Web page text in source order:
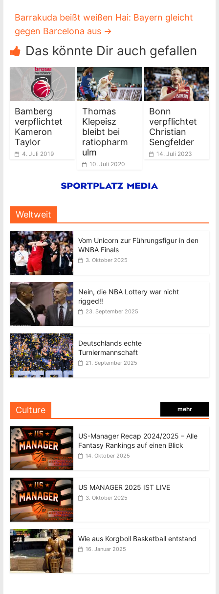
Barrakuda beißt weißen Hai: Bayern gleicht
gegen Barcelona aus →
Das könnte Dir auch gefallen
Bamberg
verpflichtet
Kameron
Taylor
4. Juli 2019
Thomas
Klepeisz
bleibt bei
ratiopharm
ulm
10. Juli 2020
Bonn
verpflichtet
Christian
Sengfelder
14. Juli 2023
Weltweit
Vom Unicorn zur Führungsfigur in den
WNBA Finals
3. Oktober 2025
Nein, die NBA Lottery war nicht
rigged!!
23. September 2025
Deutschlands echte
Turniermannschaft
21. September 2025
Culture mehr
US-Manager Recap 2024/2025 – Alle
Fantasy Rankings auf einen Blick
14. Oktober 2025
US MANAGER 2025 IST LIVE
3. Oktober 2025
Wie aus Korgboll Basketball entstand
16. Januar 2025